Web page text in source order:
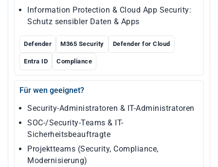
Information Protection & Cloud App Security:
Schutz sensibler Daten & Apps
Defender M365 Security Defender for Cloud
Entra ID Compliance
Für wen geeignet?
Security-Administratoren & IT-Administratoren
SOC-/Security-Teams & IT-
Sicherheitsbeauftragte
Projektteams (Security, Compliance,
Modernisierung)